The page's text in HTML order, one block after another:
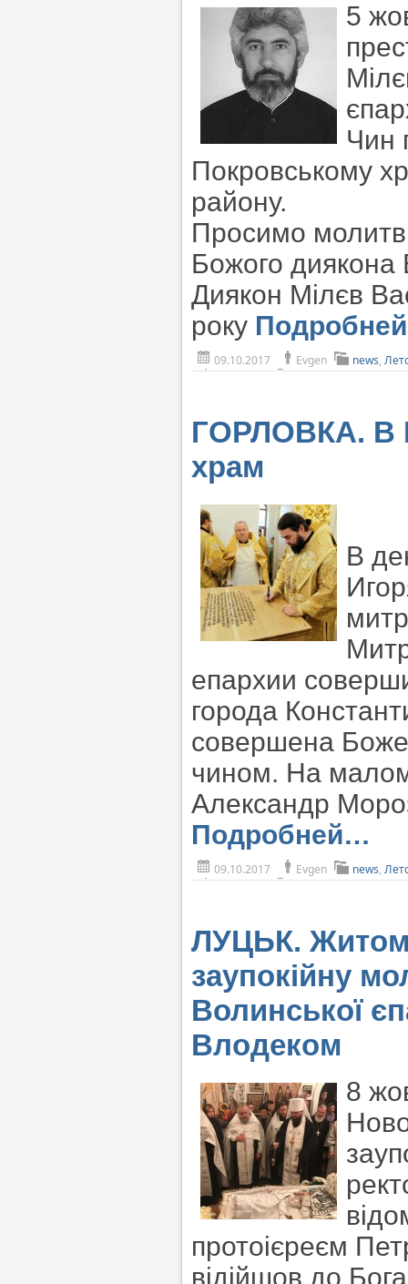
5
Чин
Покровському
району.
Просимо молитв
Божого диякона
Диякон Мілєв
року
09.10.2017 Evgen news,
ГОРЛОВКА. В
храм
В
епархии
города
совершена
чином. На
Александр
Подробней…
09.10.2017 Evgen news,
ЛУЦЬК.
заупокійну
Волинської
Влодеком
8
протоієреєм
відійшов до